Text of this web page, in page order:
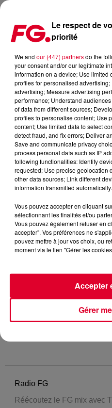
FG MIX : TR3NACRIA
Radio FG
Réécoutez le FG mix avec
Le respect de
priorité
We and our (447) partnersdo the
your consent and/or our legitimate
information on a device; Use limited
profiles for personalised
advertising; Measure advertising
performance; Understand
of data from different sources;
profiles to personalise content; Use
content; Use limited data to select
detect fraud, and fix errors; Deliver
Save and communicate privacy
process personal data such as IP
following functionalities: Identify
requested; Use precise geolocation
other data sources; Link different
information transmitted automatically.
Vous pouvez accepter en cliquant
sélectionnant les finalités et/ou
Vous pouvez également refuser en
accepter". Vos préférences ne
pouvez mettre à jour vos choix, ou
moment via le lien "Gérer les
Gérer
Accepter